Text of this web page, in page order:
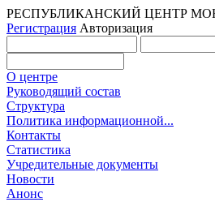
РЕСПУБЛИКАНСКИЙ ЦЕНТР
Регистрация Авторизация
О центре
Руководящий состав
Структура
Политика информационной...
Контакты
Статистика
Учредительные документы
Новости
Анонс